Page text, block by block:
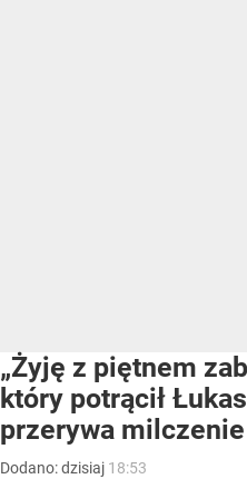
„Żyję z piętnem
który potrącił
przerywa milczenie
Dodano:dzisiaj 18:53